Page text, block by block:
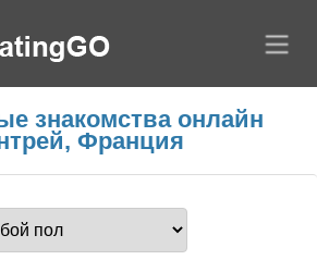
знакомства онлайн
Франция